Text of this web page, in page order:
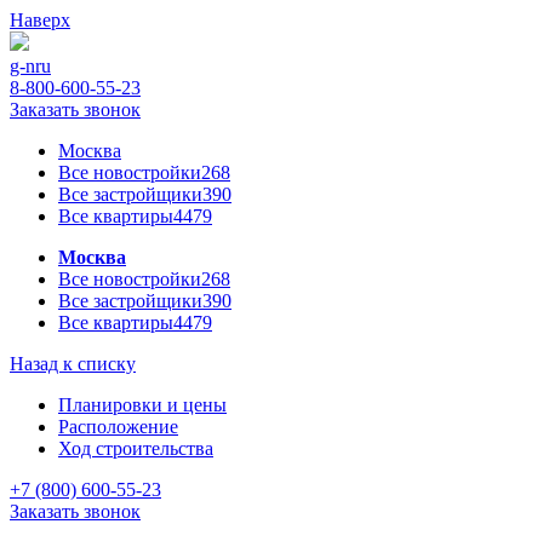
Наверх
g-nru
8-800-600-55-23
Заказать звонок
Москва
Все новостройки268
Все застройщики390
Все квартиры4479
Москва
Все новостройки268
Все застройщики390
Все квартиры4479
Назад к списку
Планировки и цены
Расположение
Ход строительства
+7 (800) 600-55-23
Заказать звонок